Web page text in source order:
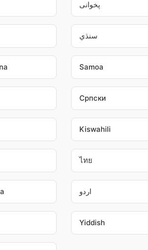
پخوانی
سنڌي
Samoa
Српски
Kiswahili
ไทย
اردو
Yiddish